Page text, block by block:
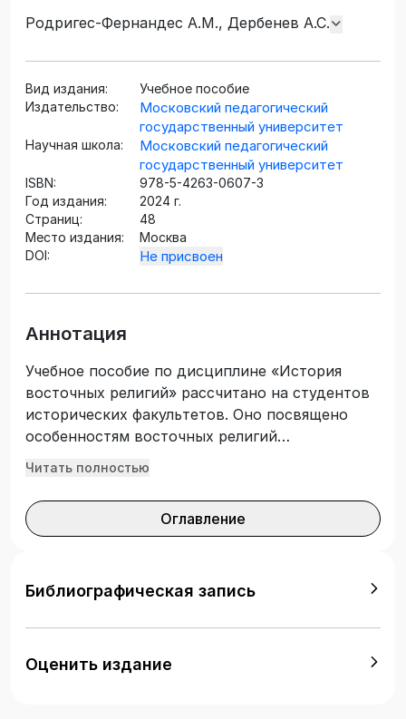
Родригес-Фернандес А.М., Дербенев А.С.
Вид издания:
Учебное пособие
Издательство:
Московский педагогический
государственный университет
Научная школа:
Московский педагогический
государственный университет
ISBN:
978-5-4263-0607-3
Год издания:
2024 г.
Страниц:
48
Место издания:
Москва
DOI:
Не присвоен
Аннотация
Учебное пособие по дисциплине «История
восточных религий» рассчитано на студентов
исторических факультетов. Оно посвящено
особенностям восточных религий
(преимущественно исламу) как закономерного
жизни человечества. Показан процесс и
обстоятельства формирования религий на
хронологическому, страноведческому
для студентов бакалавриата по направлениям
подготовки 44.03.01 Педагогическое
образование (профиль «Историческое
Читать полностью
Оглавление
Библиографическая запись
Оценить издание